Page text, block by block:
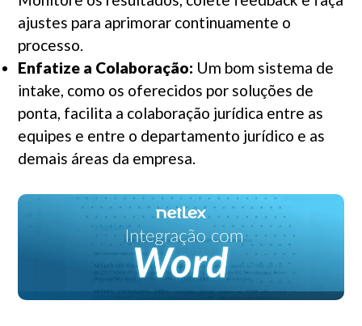
ajustes para aprimorar continuamente o
processo.
Enfatize a Colaboração: Um bom sistema de
intake, como os oferecidos por soluções de
ponta, facilita a colaboração jurídica entre as
equipes e entre o departamento jurídico e as
demais áreas da empresa.